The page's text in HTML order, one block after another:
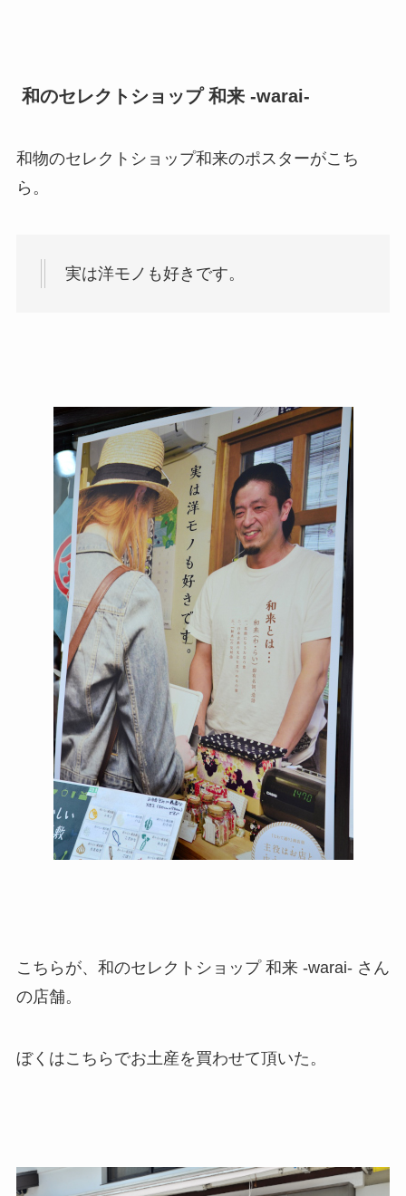
和のセレクトショップ 和来 -warai-
和物のセレクトショップ和来のポスターがこち
ら。
実は洋モノも好きです。
こちらが、和のセレクトショップ 和来 -warai- さん
の店舗。
ぼくはこちらでお土産を買わせて頂いた。